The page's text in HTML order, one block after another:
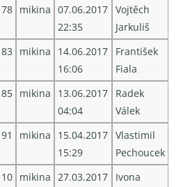
78 mikina 07.06.2017
22:35
Vojtěch
Jarkuliš
83 mikina
14.06.2017
16:06
František
Fiala
85 mikina
13.06.2017
04:04
Radek
Válek
91 mikina
15.04.2017
15:29
Vlastimil
Pechoucek
mikina 27.03.2017
Ivona